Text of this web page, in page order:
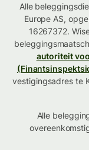
Alle
Europe AS,
16267372.
autoriteit
vestigingsadres te
Alle